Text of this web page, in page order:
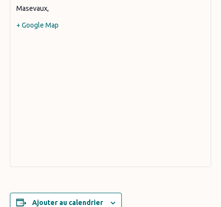
Masevaux,
+ Google Map
Ajouter au calendrier